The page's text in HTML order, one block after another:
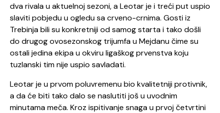
dva rivala u aktuelnoj sezoni, a Leotar je i treći put uspio
slaviti pobjedu u ogledu sa crveno-crnima. Gosti iz
Trebinja bili su konkretniji od samog starta i tako došli
do drugog ovosezonskog trijumfa u Mejdanu čime su
ostali jedina ekipa u okviru ligaškog prvenstva koju
tuzlanski tim nije uspio savladati.
Leotar je u prvom poluvremenu bio kvalitetniji protivnik,
a da će biti tako dalo se naslutiti još u uvodnim
minutama meča. Kroz ispitivanje snaga u prvoj četvrtini